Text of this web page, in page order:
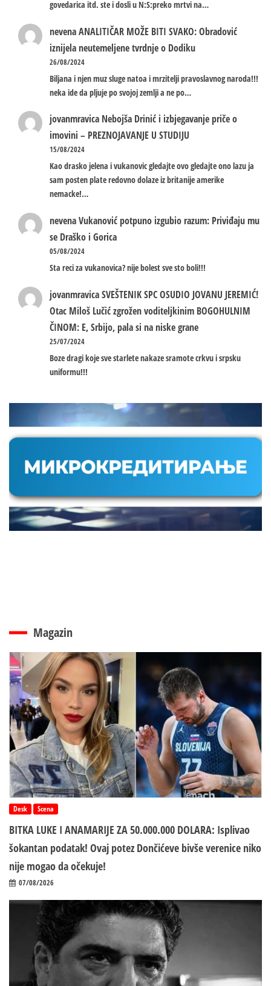
govedarica itd. ste i dosli u N:S:preko mrtvi na…
nevenaANALITIČAR MOŽE BITI SVAKO: Obradović
iznijela neutemeljene tvrdnje o Dodiku
26/08/2024
Biljana i njen muz sluge natoa i mrzitelji pravoslavnog naroda!!!
neka ide da pljuje po svojoj zemlji a ne po…
jovanmravica Nebojša Drinić i izbjegavanje priče o
imovini – PREZNOJAVANJE U STUDIJU
15/08/2024
Kao drasko jelena i vukanovic gledajte ovo gledajte ono lazu ja
sam posten plate redovno dolaze iz britanije amerike
nemacke!…
nevenaVukanović potpuno izgubio razum: Priviđaju mu
se Draško i Gorica
05/08/2024
Sta reci za vukanovica? nije bolest sve sto boli!!!
jovanmravicaSVEŠTENIK SPC OSUDIO JOVANU JEREMIĆ!
Otac Miloš Lučić zgrožen voditeljkinim BOGOHULNIM
ČINOM: E, Srbijo, pala si na niske grane
25/07/2024
Boze dragi koje sve starlete nakaze sramote crkvu i srpsku
uniformu!!!
Magazin
Desk Scena
BITKA LUKE I ANAMARIJE ZA 50.000.000 DOLARA: Isplivao
šokantan podatak! Ovaj potez Dončićeve bivše verenice niko
nije mogao da očekuje!
07/08/2026